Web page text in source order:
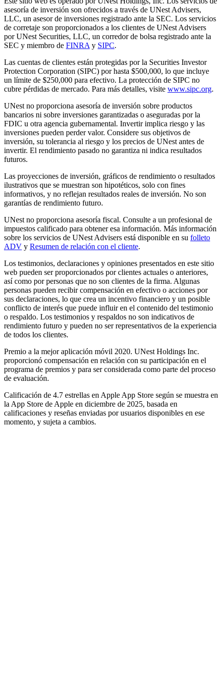
asesoría de inversión son ofrecidos a través de UNest Advisers,
LLC, un asesor de inversiones registrado ante la SEC. Los servicios
de corretaje son proporcionados a los clientes de UNest Advisers
por UNest Securities, LLC, un corredor de bolsa registrado ante la
SEC y miembro de FINRA y SIPC.
Las cuentas de clientes están protegidas por la Securities Investor
Protection Corporation (SIPC) por hasta $500,000, lo que incluye
un límite de $250,000 para efectivo. La protección de SIPC no
cubre pérdidas de mercado. Para más detalles, visite www.sipc.org.
UNest no proporciona asesoría de inversión sobre productos
bancarios ni sobre inversiones garantizadas o aseguradas por la
FDIC u otra agencia gubernamental. Invertir implica riesgo y las
inversiones pueden perder valor. Considere sus objetivos de
inversión, su tolerancia al riesgo y los precios de UNest antes de
invertir. El rendimiento pasado no garantiza ni indica resultados
futuros.
Las proyecciones de inversión, gráficos de rendimiento o resultados
ilustrativos que se muestran son hipotéticos, solo con fines
informativos, y no reflejan resultados reales de inversión. No son
garantías de rendimiento futuro.
UNest no proporciona asesoría fiscal. Consulte a un profesional de
impuestos calificado para obtener esa información. Más información
sobre los servicios de UNest Advisers está disponible en su folleto
ADV y Resumen de relación con el cliente.
Los testimonios, declaraciones y opiniones presentados en este sitio
web pueden ser proporcionados por clientes actuales o anteriores,
así como por personas que no son clientes de la firma. Algunas
personas pueden recibir compensación en efectivo o acciones por
sus declaraciones, lo que crea un incentivo financiero y un posible
conflicto de interés que puede influir en el contenido del testimonio
o respaldo. Los testimonios y respaldos no son indicativos de
rendimiento futuro y pueden no ser representativos de la experiencia
de todos los clientes.
Premio a la mejor aplicación móvil 2020. UNest Holdings Inc.
proporcionó compensación en relación con su participación en el
programa de premios y para ser considerada como parte del proceso
de evaluación.
Calificación de 4.7 estrellas en Apple App Store según se muestra en
la App Store de Apple en diciembre de 2025, basada en
calificaciones y reseñas enviadas por usuarios disponibles en ese
momento, y sujeta a cambios.